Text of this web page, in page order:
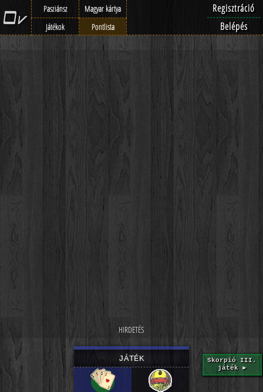
Pasziánsz
Magyar kártya
Játékok
Pontlista
Regisztráció
Belépés
JÁTÉK
Skorpió III.
játék ►